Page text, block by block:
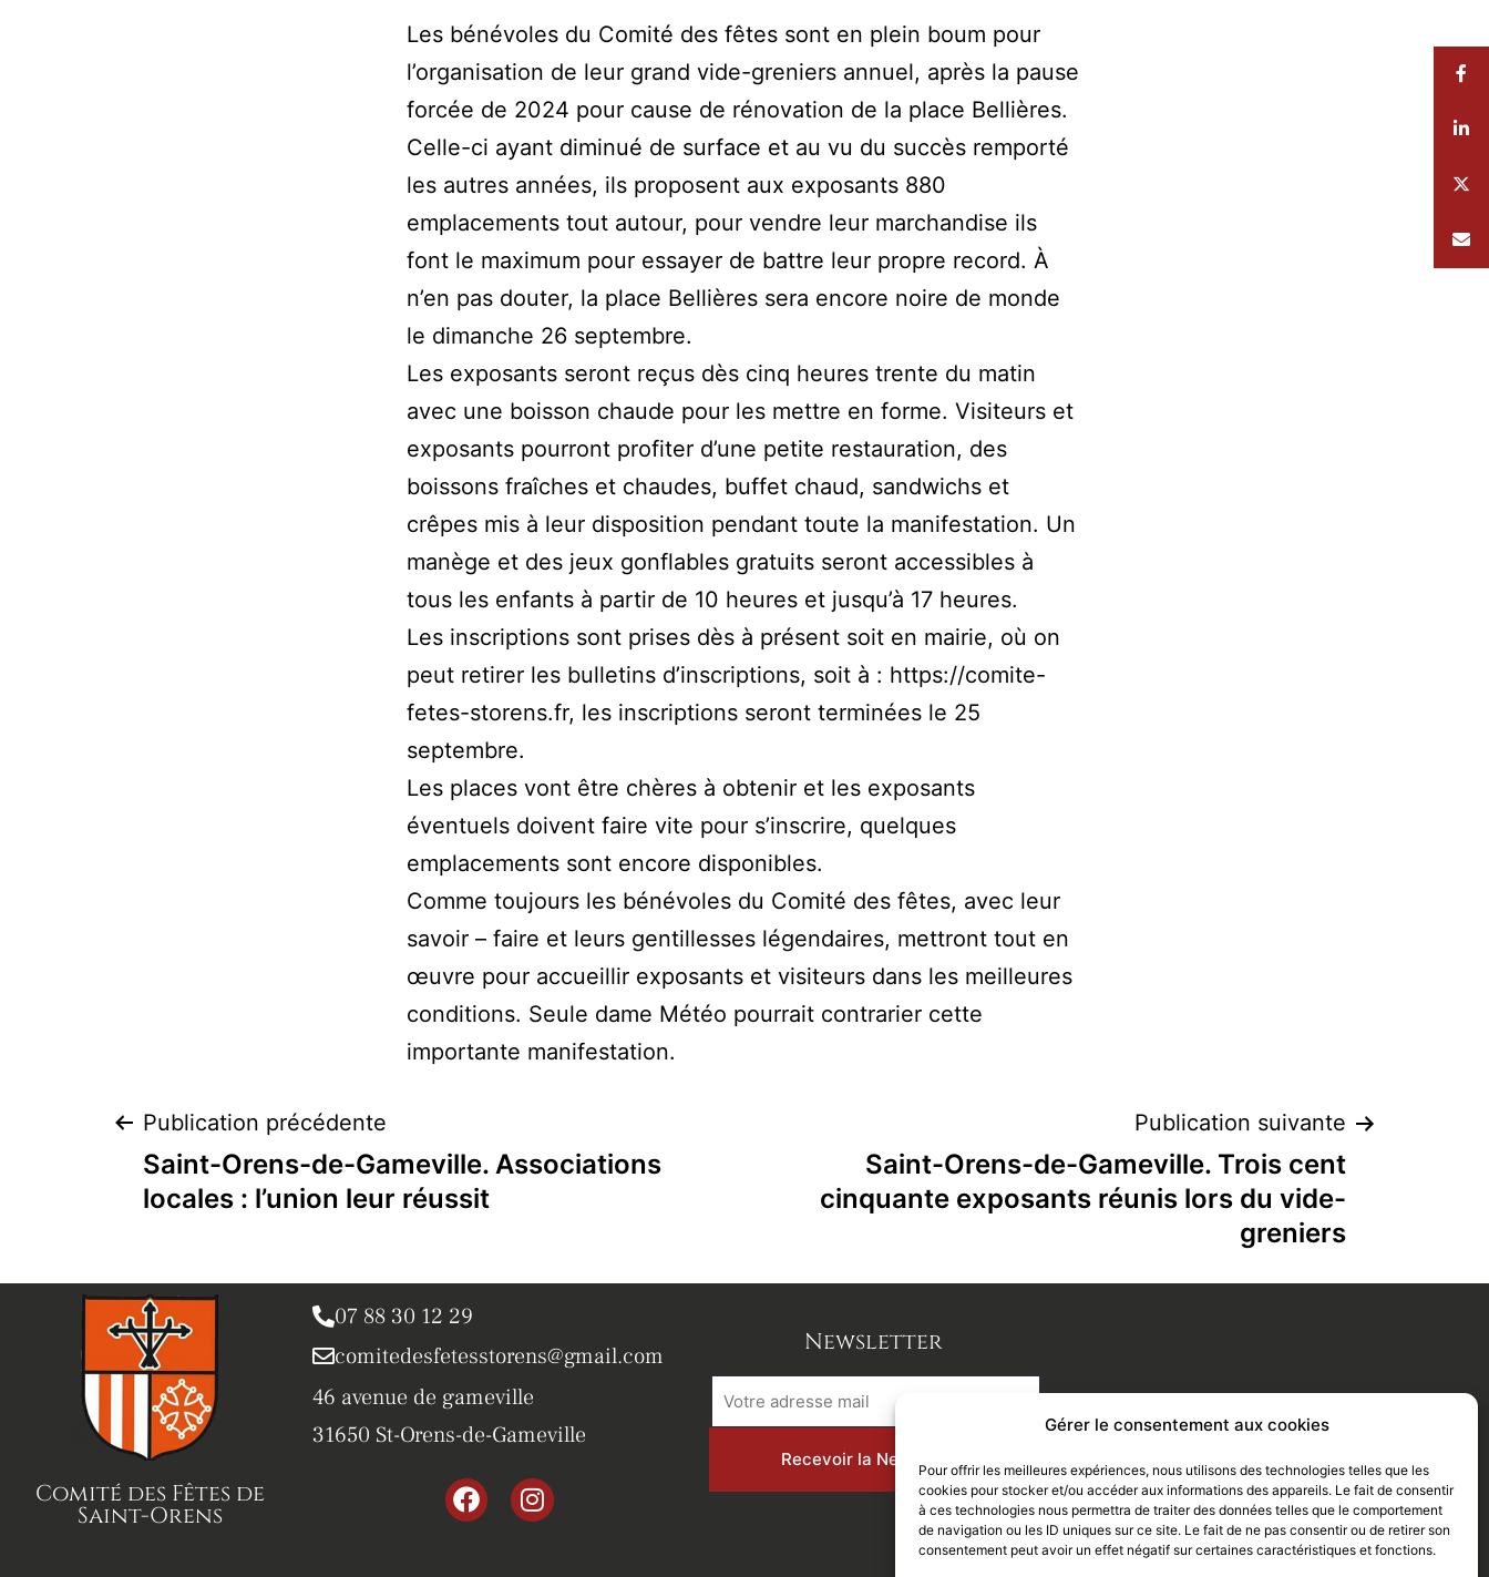
Gérer le consentement aux cookies
Pour offrir les meilleures expériences, nous utilisons des technologies telles que les
cookies pour stocker et/ou accéder aux informations des appareils. Le fait de consentir
à ces technologies nous permettra de traiter des données telles que le comportement
de navigation ou les ID uniques sur ce site. Le fait de ne pas consentir ou de retirer son
consentement peut avoir un effet négatif sur certaines caractéristiques et fonctions.
Les bénévoles du Comité des fêtes sont en plein boum pour
l’organisation de leur grand vide-greniers annuel, après la pause
forcée de 2024 pour cause de rénovation de la place Bellières.
Celle-ci ayant diminué de surface et au vu du succès remporté
les autres années, ils proposent aux exposants 880
emplacements tout autour, pour vendre leur marchandise ils
font le maximum pour essayer de battre leur propre record. À
n’en pas douter, la place Bellières sera encore noire de monde
le dimanche 26 septembre.
Les exposants seront reçus dès cinq heures trente du matin
avec une boisson chaude pour les mettre en forme. Visiteurs et
exposants pourront profiter d’une petite restauration, des
boissons fraîches et chaudes, buffet chaud, sandwichs et
crêpes mis à leur disposition pendant toute la manifestation. Un
manège et des jeux gonflables gratuits seront accessibles à
tous les enfants à partir de 10 heures et jusqu’à 17 heures.
Les inscriptions sont prises dès à présent soit en mairie, où on
peut retirer les bulletins d’inscriptions, soit à : https://comite-
fetes-storens.fr, les inscriptions seront terminées le 25
septembre.
Les places vont être chères à obtenir et les exposants
éventuels doivent faire vite pour s’inscrire, quelques
emplacements sont encore disponibles.
Comme toujours les bénévoles du Comité des fêtes, avec leur
savoir – faire et leurs gentillesses légendaires, mettront tout en
œuvre pour accueillir exposants et visiteurs dans les meilleures
conditions. Seule dame Météo pourrait contrarier cette
importante manifestation.
Publication précédente
Saint-Orens-de-Gameville. Associations
locales : l’union leur réussit
Publication suivante
Saint-Orens-de-Gameville. Trois cent
cinquante exposants réunis lors du vide-
greniers
Comité des Fêtes de
Saint-Orens
07 88 30 12 29
comitedesfetesstorens@gmail.com
46 avenue de gameville
31650 St-Orens-de-Gameville
Newsletter